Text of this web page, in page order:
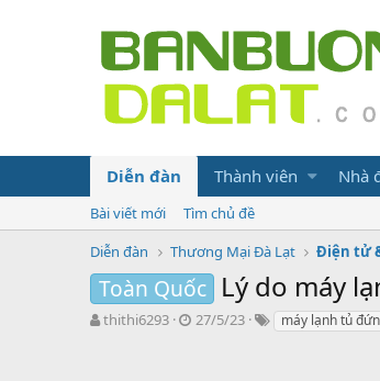
Diễn đàn Thành viên Nhà
Bài viết mới
Tìm chủ đề
Diễn đàn
Thương Mại Đà Lạt Điện tử
Toàn Quốc Lý do máy
N
thithi6293
N
27/5/23
Tmáy lạnh tủ